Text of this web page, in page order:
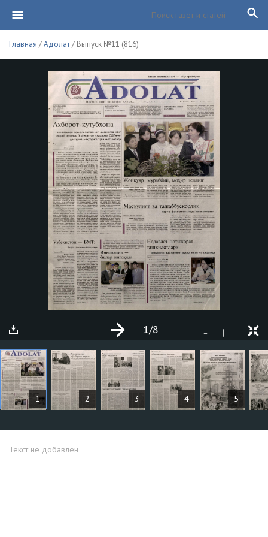
Главная /Адолат/ Выпуск №11 (816)
1 2 3 4 5
- +
1/8
СТАТЬИ
Текст не добавлен